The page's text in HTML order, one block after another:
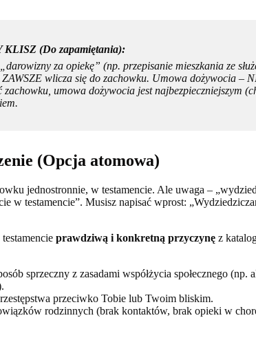
KLISZ (Do zapamiętania):
za opiekę” (np. przepisanie mieszkania ze
wlicza się do zachowku. Umowa dożywocia –
umowa dożywocia jest najbezpieczniejszym
(Opcja atomowa)
jednostronnie, w testamencie. Ale uwaga –
w testamencie”. Musisz napisać wprost:
prawdziwą i konkretną przyczynęz
sprzeczny z zasadami współżycia społecznego (np.
przeciwko Tobie lub Twoim bliskim.
rodzinnych (brak kontaktów, brak opieki w